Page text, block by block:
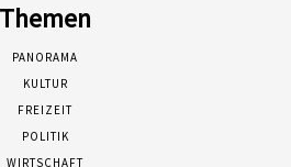
Themen
PANORAMA
KULTUR
FREIZEIT
POLITIK
WIRTSCHAFT